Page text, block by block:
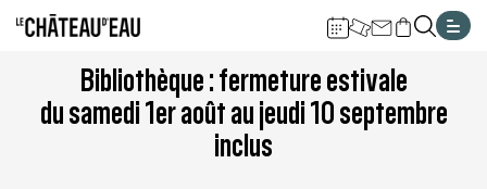
Aller
contenu
Aller
à
la
navigation
à
la
recherche
Aller
au
pied
plan
Bibliothèque : fermeture estivale
du samedi 1er août au jeudi 10 septembre
inclus